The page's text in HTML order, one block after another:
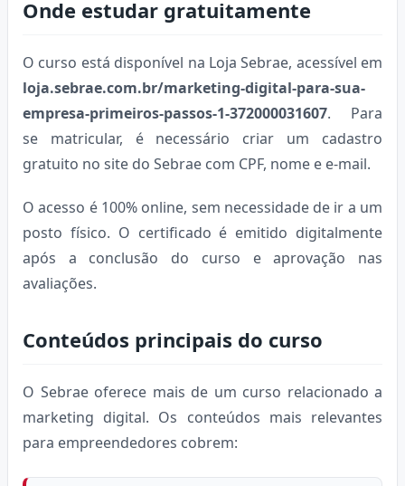
Onde estudar gratuitamente
O curso está disponível na Loja Sebrae, acessível em
loja.sebrae.com.br/marketing-digital-para-sua-
empresa-primeiros-passos-1-372000031607. Para
se matricular, é necessário criar um cadastro
gratuito no site do Sebrae com CPF, nome e e-mail.
O acesso é 100% online, sem necessidade de ir a um
posto físico. O certificado é emitido digitalmente
após a conclusão do curso e aprovação nas
avaliações.
Conteúdos principais do curso
O Sebrae oferece mais de um curso relacionado a
marketing digital. Os conteúdos mais relevantes
para empreendedores cobrem: